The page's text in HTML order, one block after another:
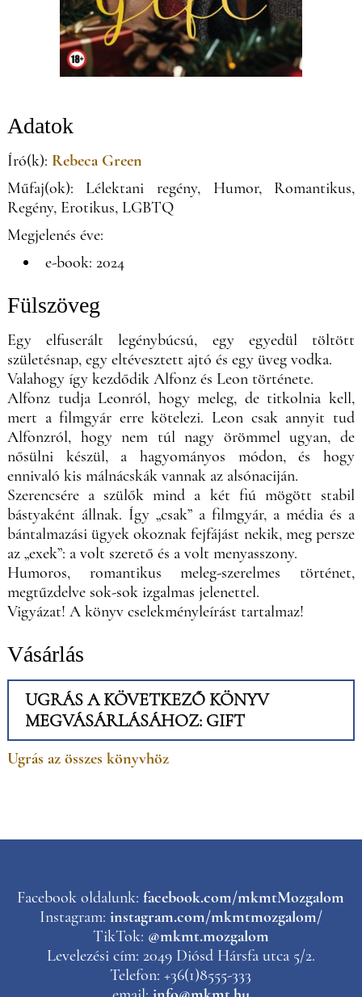
Adatok
Író(k): Rebeca Green
Műfaj(ok): Lélektani regény, Humor, Romantikus,
Regény, Erotikus, LGBTQ
Megjelenés éve:
e-book: 2024
Fülszöveg
Egy elfuserált legénybúcsú, egy egyedül töltött
születésnap, egy eltévesztett ajtó és egy üveg vodka.
Valahogy így kezdődik Alfonz és Leon története.
Alfonz tudja Leonról, hogy meleg, de titkolnia kell,
mert a filmgyár erre kötelezi. Leon csak annyit tud
Alfonzról, hogy nem túl nagy örömmel ugyan, de
nősülni készül, a hagyományos módon, és hogy
ennivaló kis málnácskák vannak az alsónaciján.
Szerencsére a szülők mind a két fiú mögött stabil
bástyaként állnak. Így „csak” a filmgyár, a média és a
bántalmazási ügyek okoznak fejfájást nekik, meg persze
az „exek”: a volt szerető és a volt menyasszony.
Humoros, romantikus meleg-szerelmes történet,
megtűzdelve sok-sok izgalmas jelenettel.
Vigyázat! A könyv cselekményleírást tartalmaz!
Vásárlás
UGRÁS A KÖVETKEZŐ KÖNYV
MEGVÁSÁRLÁSÁHOZ: GIFT
Ugrás az összes könyvhöz
Facebook oldalunk:facebook.com/mkmtMozgalom
Instagram: instagram.com/mkmtmozgalom/
TikTok: @mkmt.mozgalom
Levelezési cím: 2049 Diósd Hársfa utca 5/2.
Telefon: +36(1)8555-333